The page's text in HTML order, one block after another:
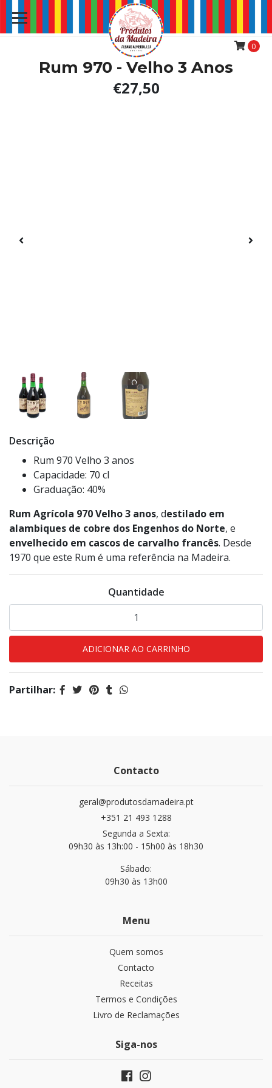
0
Rum 970 - Velho 3 Anos
€27,50
Descrição
Rum 970 Velho 3 anos
Capacidade: 70 cl
Graduação: 40%
Rum Agrícola 970 Velho 3 anos, destilado em
alambiques de cobre dos Engenhos do Norte, e
envelhecido em cascos de carvalho francês. Desde
1970 que este Rum é uma referência na Madeira.
Quantidade
Partilhar:
Contacto
geral@produtosdamadeira.pt
+351 21 493 1288
Segunda a Sexta:
09h30 às 13h:00 - 15h00 às 18h30
Sábado:
09h30 às 13h00
Menu
Quem somos
Contacto
Receitas
Termos e Condições
Livro de Reclamações
Siga-nos